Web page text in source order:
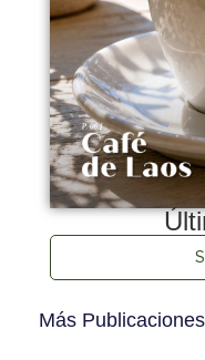
Más Publicaciones